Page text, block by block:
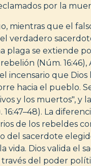
por la
mientras que el
verdadero
plaga se extiende
(Núm. 16:46),
incensario que
hacia el pueblo.
y los muertos", y
16:47–48). La
de los rebeldes
del sacerdote
vida. Dios valida el
través del poder